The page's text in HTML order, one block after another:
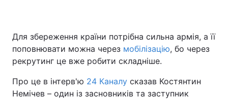
Для збереження країни потрібна сильна армія, а її
поповнювати можна через мобілізацію, бо через
рекрутинг це вже робити складніше.
Про це в інтерв'ю 24 Каналу сказав Костянтин
Немічев – один із засновників та заступник